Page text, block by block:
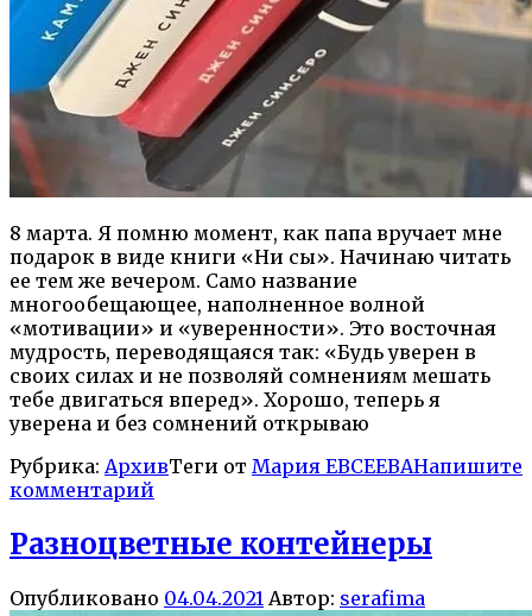
8 марта. Я помню момент, как папа вручает мне
подарок в виде книги «Ни сы». Начинаю читать
ее тем же вечером. Само название
многообещающее, наполненное волной
«мотивации» и «уверенности». Это восточная
мудрость, переводящаяся так: «Будь уверен в
своих силах и не позволяй сомнениям мешать
тебе двигаться вперед». Хорошо, теперь я
уверена и без сомнений открываю
Рубрика: АрхивТеги от Мария ЕВСЕЕВАНапишите
комментарий
Разноцветные контейнеры
Опубликовано 04.04.2021 Автор: serafima